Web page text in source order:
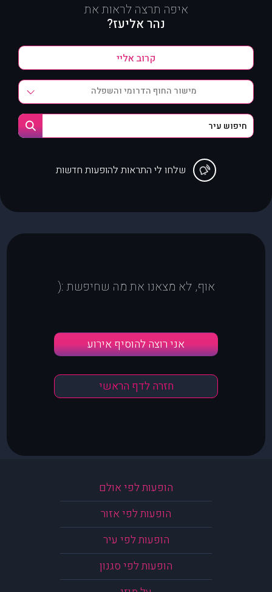
איפה תרצה לראות את
נהר אליעז?
מישור החוף הדרומי והשפלה
שלחו לי התראות להופעות חדשות
אוף, לא מצאנו את מה שחיפשת :(
אני רוצה להוסיף אירוע
חזרה לדף הראשי
הופעות לפי אולם
הופעות לפי אזור
הופעות לפי עיר
הופעות לפי סגנון